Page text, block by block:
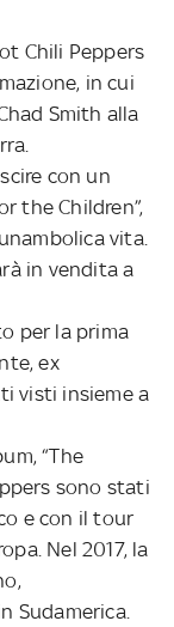
Chili Peppers
in cui
Smith alla
con un
the Children”,
vita.
in vendita a
per la prima
ex
visti insieme a
“The
sono stati
e con il tour
Nel 2017, la
Sudamerica.